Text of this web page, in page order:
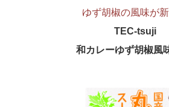
ゆず胡椒の風味が
TEC-tsuji
和カレーゆず胡椒風